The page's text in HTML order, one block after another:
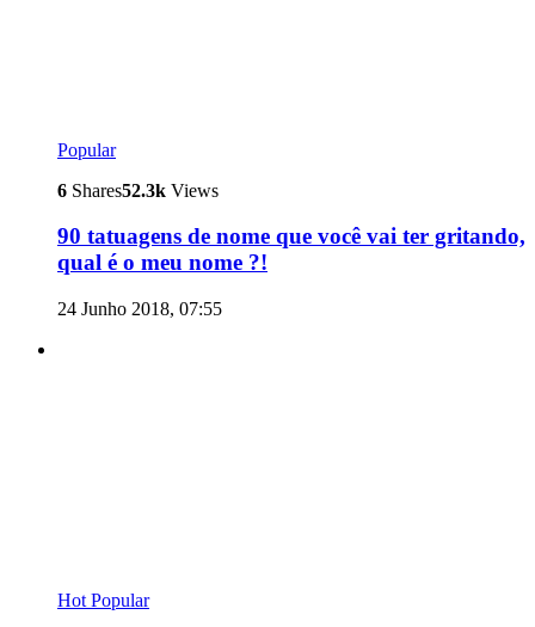
Popular
6 Shares52.3k Views
90 tatuagens de nome que você vai ter gritando,
qual é o meu nome ?!
24 Junho 2018, 07:55
Hot Popular